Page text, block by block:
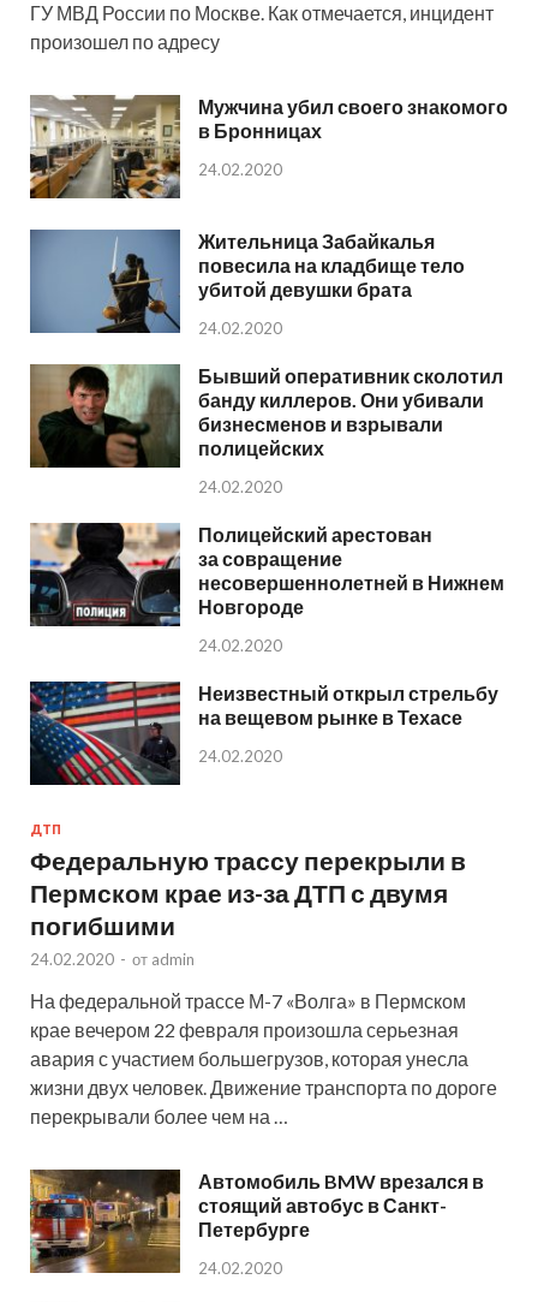
ГУ МВД России по Москве. Как отмечается, инцидент
произошел по адресу
Мужчина убил своего знакомого
в Бронницах
24.02.2020
Жительница Забайкалья
повесила на кладбище тело
убитой девушки брата
24.02.2020
Бывший оперативник сколотил
банду киллеров. Они убивали
бизнесменов и взрывали
полицейских
24.02.2020
Полицейский арестован
за совращение
несовершеннолетней в Нижнем
Новгороде
24.02.2020
Неизвестный открыл стрельбу
на вещевом рынке в Техасе
24.02.2020
ДТП
Федеральную трассу перекрыли в
Пермском крае из-за ДТП с двумя
погибшими
24.02.2020 - от admin
На федеральной трассе М-7 «Волга» в Пермском
крае вечером 22 февраля произошла серьезная
авария с участием большегрузов, которая унесла
жизни двух человек. Движение транспорта по дороге
перекрывали более чем на …
Автомобиль BMW врезался в
стоящий автобус в Санкт-
Петербурге
24.02.2020